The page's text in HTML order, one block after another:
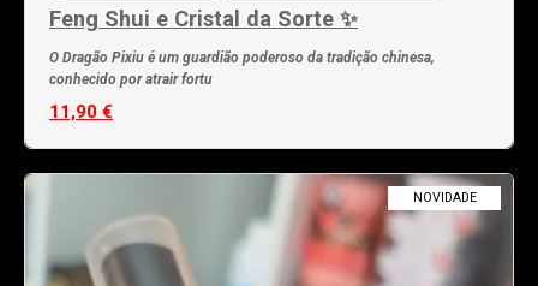
Feng Shui e Cristal da Sorte ✨
O Dragão Pixiu é um guardião poderoso da tradição chinesa,
conhecido por atrair fortu
11,90 €
NOVIDADE